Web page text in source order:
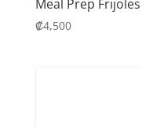
Meal Prep
₡4,500